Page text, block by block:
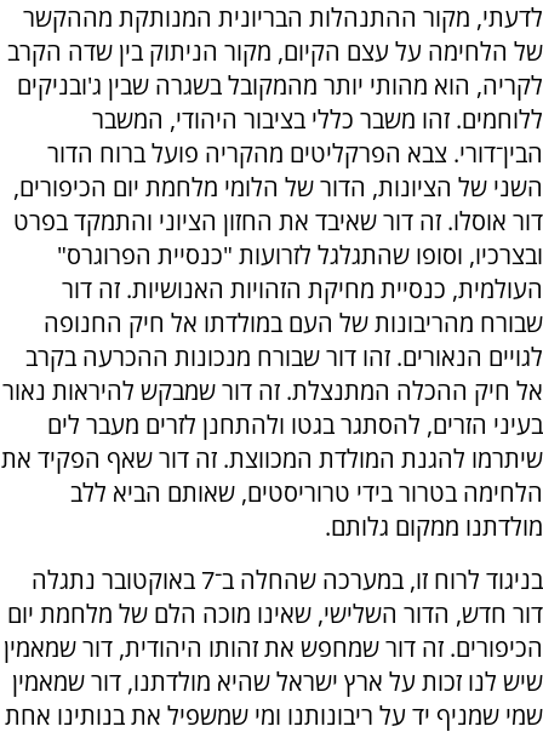
לדעתי, מקור ההתנהלות הבריונית המנותקת מההקשר
של הלחימה על עצם הקיום, מקור הניתוק בין שדה הקרב
לקריה, הוא מהותי יותר מהמקובל בשגרה שבין ג'ובניקים
ללוחמים. זהו משבר כללי בציבור היהודי, המשבר
הבין־דורי. צבא הפרקליטים מהקריה פועל ברוח הדור
השני של הציונות, הדור של הלומי מלחמת יום הכיפורים,
דור אוסלו. זה דור שאיבד את החזון הציוני והתמקד בפרט
ובצרכיו, וסופו שהתגלגל לזרועות "כנסיית הפרוגרס"
העולמית, כנסיית מחיקת הזהויות האנושיות. זה דור
שבורח מהריבונות של העם במולדתו אל חיק החנופה
לגויים הנאורים. זהו דור שבורח מנכונות ההכרעה בקרב
אל חיק ההכלה המתנצלת. זה דור שמבקש להיראות נאור
בעיני הזרים, להסתגר בגטו ולהתחנן לזרים מעבר לים
שיתרמו להגנת המולדת המכווצת. זה דור שאף הפקיד את
הלחימה בטרור בידי טרוריסטים, שאותם הביא ללב
מולדתנו ממקום גלותם.
בניגוד לרוח זו, במערכה שהחלה ב־7 באוקטובר נתגלה
דור חדש, הדור השלישי, שאינו מוכה הלם של מלחמת יום
הכיפורים. זה דור שמחפש את זהותו היהודית, דור שמאמין
שיש לנו זכות על ארץ ישראל שהיא מולדתנו, דור שמאמין
שמי שמניף יד על ריבונותנו ומי שמשפיל את בנותינו אחת